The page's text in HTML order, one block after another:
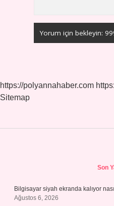
https://polyannahaber.com
Sitemap
Son
Bilgisayar siyah ekranda kalıyor
Ağustos 6, 2026